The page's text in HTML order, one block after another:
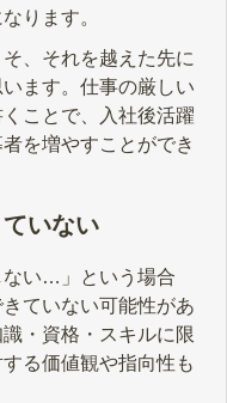
ります。
、それを越えた先に
ます。仕事の厳しい
ことで、入社後活躍
を増やすことができ
いない
ない…」という場合
ていない可能性があ
・資格・スキルに限
る価値観や指向性も